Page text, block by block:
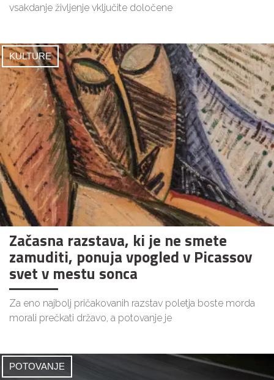
vsakdanje življenje vključite določene
KULTURE
Začasna razstava, ki je ne smete
zamuditi, ponuja vpogled v Picassov
svet v mestu sonca
Za eno najbolj pričakovanih razstav poletja boste morda
morali prečkati državo, a potovanje je
POTOVANJE